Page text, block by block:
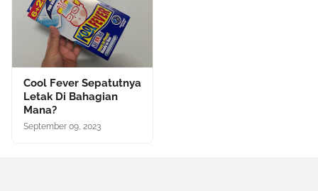
Cool Fever Sepatutnya
Letak Di Bahagian
Mana?
September 09, 2023